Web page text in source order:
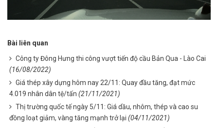
Bài liên quan
Công ty Đông Hưng thi công vượt tiến độ cầu Bản Qua - Lào Cai
(16/08/2022)
Giá thép xây dựng hôm nay 22/11: Quay đầu tăng, đạt mức
4.019 nhân dân tệ/tấn (21/11/2021)
Thị trường quốc tế ngày 5/11: Giá dầu, nhôm, thép và cao su
đồng loạt giảm, vàng tăng mạnh trở lại (04/11/2021)